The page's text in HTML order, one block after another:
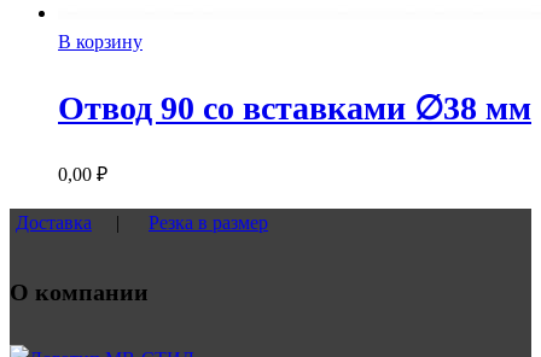
В корзину
Отвод 90 со вставками ∅38 мм
0,00 ₽
Доставка | Резка в размер
О компании